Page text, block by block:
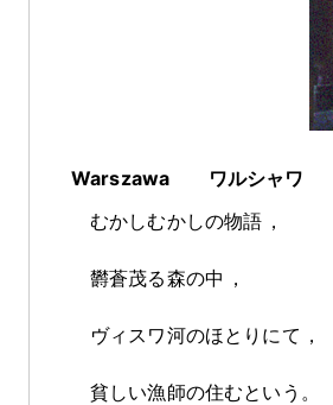
Warszawa ワルシャワ
むかしむかしの物語 ，
欝蒼茂る森の中 ，
ヴィスワ河のほとりにて ，
貧しい漁師の住むという 。